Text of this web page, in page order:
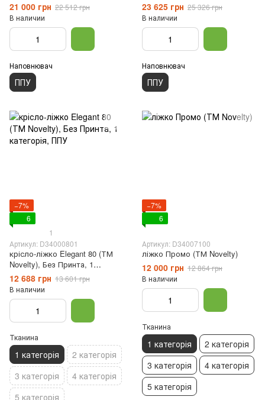
21 000 грн 22 512 грн
В наличии
Наповнювач
ППУ
23 625 грн 25 326 грн
В наличии
Наповнювач
ППУ
−7%
6
1
Артикул: D34000801
крісло-ліжко Elegant 80 (ТМ
Novelty), Без Принта, 1
категорія, ППУ
12 688 грн 13 601 грн
В наличии
Тканина
1 категорія
2 категорія
3 категорія
4 категорія
5 категорія
−7%
6
Артикул: D34007100
ліжко Промо (ТМ Novelty)
12 000 грн 12 864 грн
В наличии
Тканина
1 категорія
2 категорія
3 категорія
4 категорія
5 категорія